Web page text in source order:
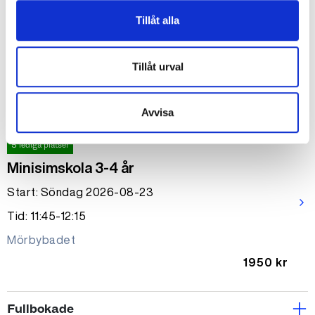
Tillåt alla
Tillåt urval
Avvisa
Minisimskola 3-4 år - Solvändan
arrow_forward_ios
5 lediga platser
Minisimskola 3-4 år
Start: Söndag 2026-08-23
Tid: 11:45-12:15
Mörbybadet
1950 kr
arrow_forward_ios
Fullbokade